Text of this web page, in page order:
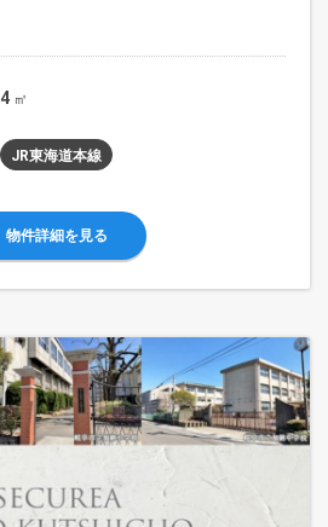
㎡
JR東海道本線
物件詳細を見る